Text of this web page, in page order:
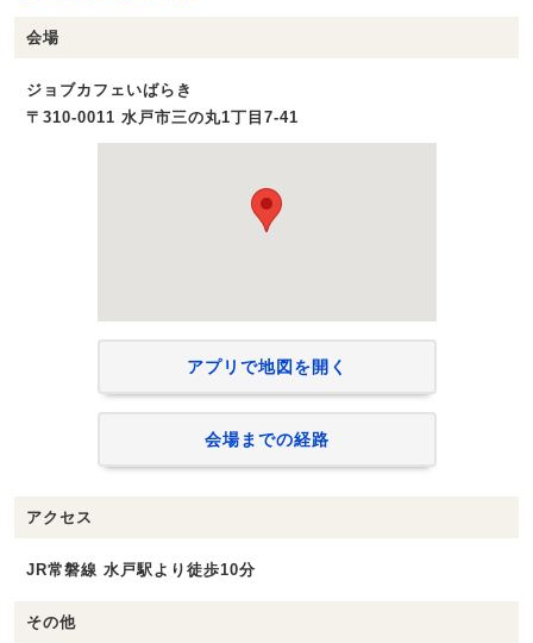
会場
ジョブカフェいばらき
〒310-0011 水戸市三の丸1丁目7-41
アプリで地図を開く
会場までの経路
アクセス
JR常磐線 水戸駅より徒歩10分
その他